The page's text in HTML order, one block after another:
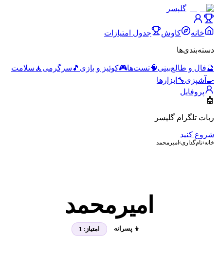
گلپسر
خانه کاوش جدول امتیازات
دسته‌بندی‌ها
🔮فال و طالع‌بینی🧠تست‌ها🎮کوئیز و بازی 🎵 سرگرمی 🧘 سلامت
🍳 آشپزی🔧 ابزارها
پروفایل
🤖
ربات تلگرام گلپسر
شروع کنید
خانه›نام‌گذاری› امیرمحمد
امیرمحمد
👦 پسرانه امتیاز: 1